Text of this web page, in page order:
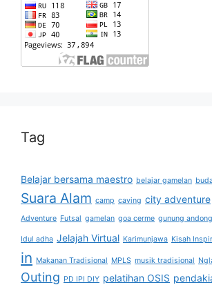
Tag
Belajar bersama maestro belajar gamelan
Suara Alam camp caving city adventure
Adventure Futsal gamelan goa cerme gunung andong
Idul adha Jelajah Virtual Karimunjawa Kisah
in Makanan Tradisional MPLS musik tradisional
Outing PD IPI DIY pelatihan OSIS